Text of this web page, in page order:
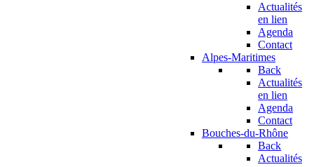
Actualités
en lien
Agenda
Contact
Alpes-Maritimes
Back
Actualités
en lien
Agenda
Contact
Bouches-du-Rhône
Back
Actualités